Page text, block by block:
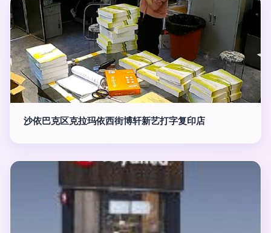
沙依巴克区克拉玛依西街博轩新艺打字复印店